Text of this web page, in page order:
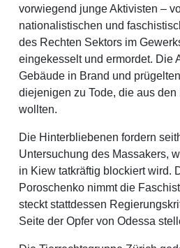
vorwiegend junge Aktivisten –
nationalistischen und
des Rechten Sektors im
eingekesselt und ermordet. Die
Gebäude in Brand und
diejenigen zu Tode, die aus den
wollten.
Die Hinterbliebenen fordern
Untersuchung des Massakers,
in Kiew tatkräftig blockiert wird.
Poroschenko nimmt die
steckt stattdessen
Seite der Opfer von Odessa